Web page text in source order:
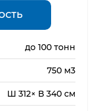
до 100 тонн
750 м3
Ш 312× В 340 см